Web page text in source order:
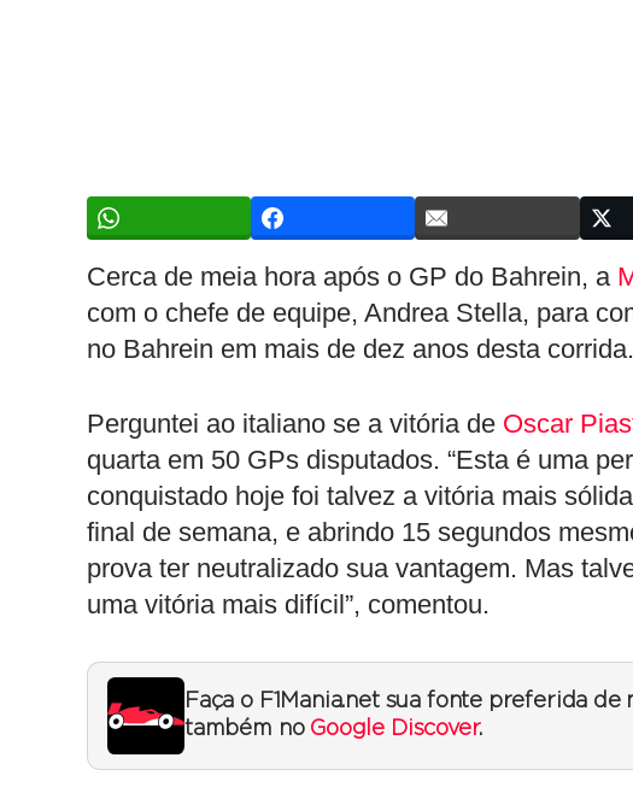
Cerca de meia hora após o GP do Bahrein, a
com o chefe de equipe, Andrea Stella, para
no Bahrein em mais de dez anos desta corrida.
Perguntei ao italiano se a vitória de Oscar
quarta em 50 GPs disputados. “Esta é uma
conquistado hoje foi talvez a vitória mais
final de semana, e abrindo 15 segundos
prova ter neutralizado sua vantagem. Mas
uma vitória mais difícil”, comentou.
Faça o F1Mania.net sua fonte preferida de
também no Google Discover.